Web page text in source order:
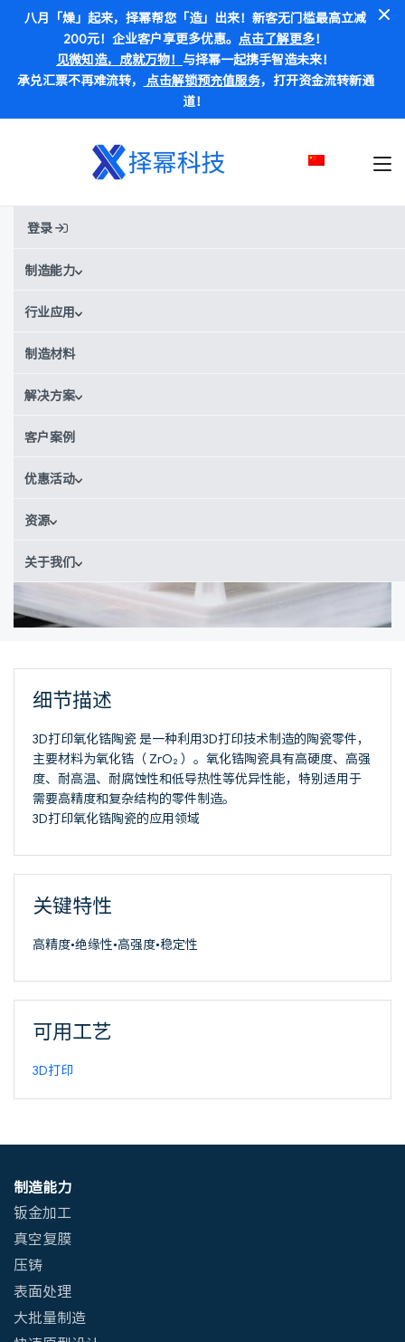
八月「燥」起来，择幂帮您「造」出来！新客无门槛最高立减
200元！企业客户享更多优惠。 点击了解更多！
见微知造，成就万物！ 与择幂一起携手智造未来！
承兑汇票不再难流转， 点击解锁预充值服务，打开资金流转新通
道！
登录
制造能力
行业应用
制造材料
解决方案
客户案例
优惠活动
资源
关于我们
首页材料氧化锆陶瓷-DLP
氧化锆陶瓷-DLP
别称:氧化锆陶瓷
价格范围：
获取实时报价
细节描述
3D打印氧化锆陶瓷 ‌是一种利用3D打印技术制造的陶瓷零件，
主要材料为氧化锆（ ZrO₂ ）。氧化锆陶瓷具有高硬度、高强
度、耐高温、耐腐蚀性和低导热性等优异性能，特别适用于
需要高精度和复杂结构的零件制造‌。
3D打印氧化锆陶瓷的应用领域
关键特性
高精度•绝缘性•高强度•稳定性
可用工艺
3D打印
制造能力
钣金加工
真空复膜
压铸
表面处理
大批量制造